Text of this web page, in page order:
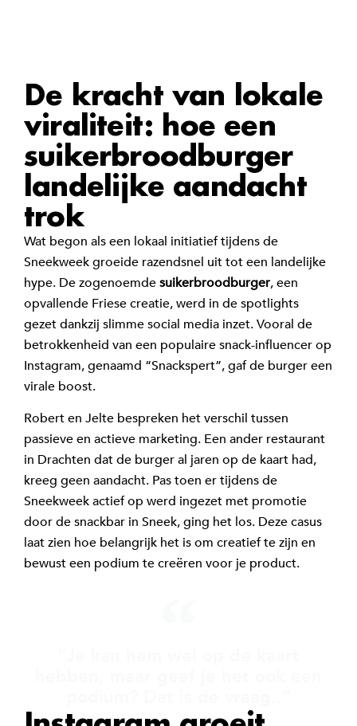
De kracht van lokale
viraliteit: hoe een
suikerbroodburger
landelijke aandacht
trok
Wat begon als een lokaal initiatief tijdens de
Sneekweek groeide razendsnel uit tot een landelijke
hype. De zogenoemdesuikerbroodburger, een
opvallende Friese creatie, werd in de spotlights
gezet dankzij slimme social media inzet. Vooral de
betrokkenheid van een populaire snack-influencer op
Instagram,genaamd “Snackspert”,gaf de burger een
virale boost.
Robert en Jelte bespreken het verschil tussen
passieve en actieve marketing. Een ander restaurant
in Drachten dat de burger al jaren op de kaart had,
kreeg geen aandacht. Pas toen er tijdens de
Sneekweek actief op werd ingezet met promotie
door de snackbar in Sneek, ging het los. Deze casus
laat zien hoe belangrijk het is om creatief te zijn en
bewust een podium te creëren voor je product.